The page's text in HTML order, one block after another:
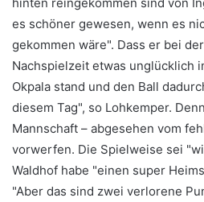
hinten reingekommen sind von
es schöner gewesen, wenn es
gekommen wäre". Dass er bei
Nachspielzeit etwas unglücklich
Okpala stand und den Ball
diesem Tag", so Lohkemper.
Mannschaft – abgesehen vom
vorwerfen. Die Spielweise sei
Waldhof habe "einen super
"Aber das sind zwei verlorene